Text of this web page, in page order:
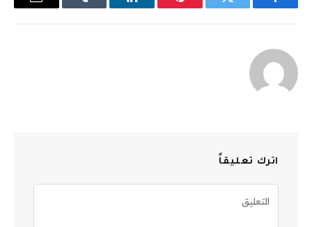
فيسبوك تويتر بينتيريستلينكدإن Tumblr
البريد
اترك تعليقاً